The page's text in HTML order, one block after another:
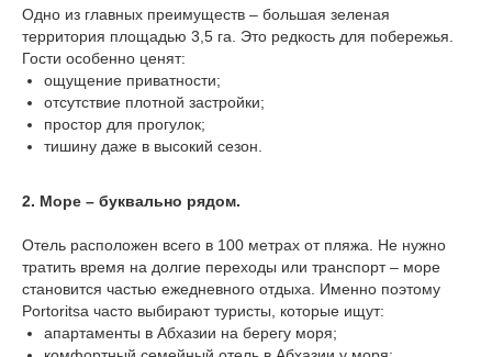
Одно из главных преимуществ – большая зеленая
территория площадью 3,5 га. Это редкость для побережья.
Гости особенно ценят:
ощущение приватности;
отсутствие плотной застройки;
простор для прогулок;
тишину даже в высокий сезон.
2. Море – буквально рядом.
Отель расположен всего в 100 метрах от пляжа. Не нужно
тратить время на долгие переходы или транспорт – море
становится частью ежедневного отдыха. Именно поэтому
Portoritsa часто выбирают туристы, которые ищут:
апартаменты в Абхазии на берегу моря;